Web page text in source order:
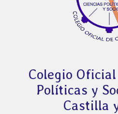
Colegio
Políticas y
Castilla